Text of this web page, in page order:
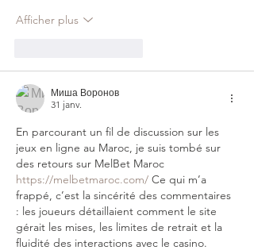
Afficher plus
Миша Воронов
31 janv.
En parcourant un fil de discussion sur les
jeux en ligne au Maroc, je suis tombé sur
des retours sur MelBet Maroc
https://melbetmaroc.com/ Ce qui m’a
frappé, c’est la sincérité des commentaires
: les joueurs détaillaient comment le site
gérait les mises, les limites de retrait et la
fluidité des interactions avec le casino.